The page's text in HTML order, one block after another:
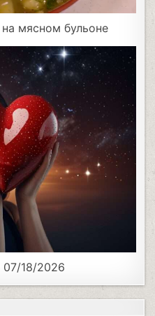
мясном бульоне
18/2026